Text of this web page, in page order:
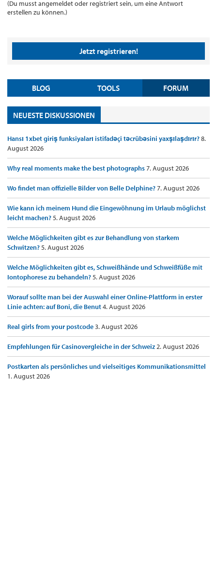
(Du musst angemeldet oder registriert sein, um eine Antwort
erstellen zu können.)
Jetzt registrieren!
BLOG TOOLS FORUM
NEUESTE DISKUSSIONEN
Hansı 1xbet giriş funksiyaları istifadəçi təcrübəsini yaxşılaşdırır?8.
August 2026
Why real moments make the best photographs7. August 2026
Wo findet man offizielle Bilder von Belle Delphine?7. August 2026
Wie kann ich meinem Hund die Eingewöhnung im Urlaub möglichst
leicht machen?5. August 2026
Welche Möglichkeiten gibt es zur Behandlung von starkem
Schwitzen?5. August 2026
Welche Möglichkeiten gibt es, Schweißhände und Schweißfüße mit
Iontophorese zu behandeln?5. August 2026
Worauf sollte man bei der Auswahl einer Online-Plattform in erster
Linie achten: auf Boni, die Benut4. August 2026
Real girls from your postcode3. August 2026
Empfehlungen für Casinovergleiche in der Schweiz2. August 2026
Postkarten als persönliches und vielseitiges Kommunikationsmittel
1. August 2026